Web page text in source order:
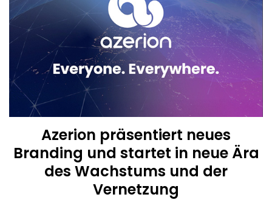
Azerion präsentiert neues
Branding und startet in neue Ära
des Wachstums und der
Vernetzung